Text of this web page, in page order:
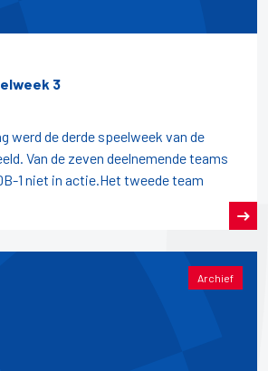
3
werd de derde speelweek van de
Van de zeven deelnemende teams
1 niet in actie.Het tweede team
Archief